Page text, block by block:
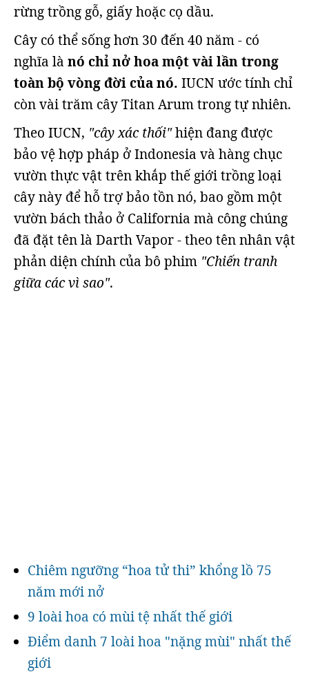
rừng trồng gỗ, giấy hoặc cọ dầu.
Cây có thể sống hơn 30 đến 40 năm - có
nghĩa là nó chỉ nở hoa một vài lần trong
toàn bộ vòng đời của nó. IUCN ước tính chỉ
còn vài trăm cây Titan Arum trong tự nhiên.
Theo IUCN, "cây xác thối"hiện đang được
bảo vệ hợp pháp ở Indonesia và hàng chục
vườn thực vật trên khắp thế giới trồng loại
cây này để hỗ trợ bảo tồn nó, bao gồm một
vườn bách thảo ở California mà công chúng
đã đặt tên là Darth Vapor - theo tên nhân vật
phản diện chính của bô phim "Chiến tranh
giữa các vì sao".
Chiêm ngưỡng “hoa tử thi” khổng lồ 75
năm mới nở
9 loài hoa có mùi tệ nhất thế giới
Điểm danh 7 loài hoa "nặng mùi" nhất thế
giới